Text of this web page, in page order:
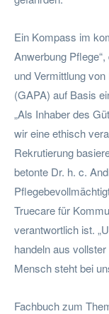
Ein Kompass im
Anwerbung
und Vermittlung
(GAPA) auf Basis
„Als Inhaber des
wir eine ethisch
Rekrutierung
betonte Dr. h. c.
Truecare für
verantwortlich ist.
handeln aus
Mensch steht bei
Fachbuch zum